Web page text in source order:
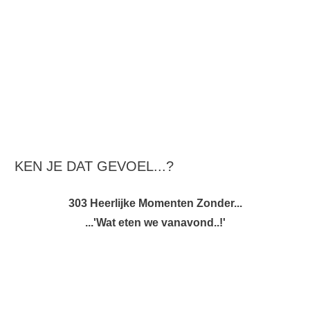
KEN JE DAT GEVOEL...?
303 Heerlijke Momenten Zonder...
...'Wat eten we vanavond..!'